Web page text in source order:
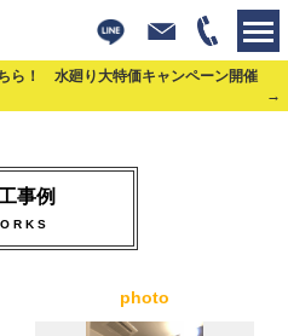
ら！ 水廻り大特価キャンペーン開催
り>浴室>東京都江東区：マンション ユニ
替工事
事例
photo